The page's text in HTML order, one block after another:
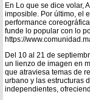
En Lo que se dice volar,
imposible. Por último, el
performance
funde lo popular con lo
https://
Del 10 al 21 de
un lienzo de imagen en
que atraviesa temas de
urbano y las estructuras
independientes,